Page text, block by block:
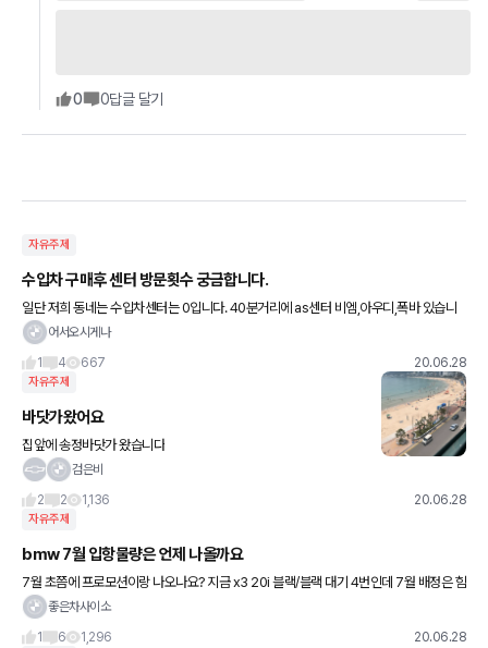
0 0답글 달기
자유주제
수입차 구매후 센터 방문횟수 궁금합니다.
일단 저희 동네는 수입차센터는 0입니다. 40분거리에 as센터 비엠,아우디,폭바 있습니
다. 1년 1.5 ~2만키로 운행시 1년에 몇번이나 방문하나요? 다들 센터 가까운데 계신가요?
어서오시게나
1
4 667 20.06.28
자유주제
바닷가왔어요
집앞에 송정바닷가 왔습니다
검은비
2
2 1,136 20.06.28
자유주제
bmw 7월 입항물량은 언제 나올까요
7월 초쯤에 프로모션이랑 나오나요? 지금 x3 20i 블랙/블랙 대기 4번인데 7월 배정은 힘
들겠죠? 기다리기 점점 지치네요...
좋은차사이소
1
6 1,296 20.06.28